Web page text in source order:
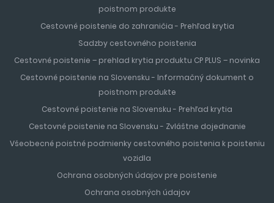
poistnom produkte
Cestovné poistenie do zahraničia - Prehľad krytia
Sadzby cestovného poistenia
Cestovné poistenie – prehlad krytia produktu CP PLUS – novinka
Cestovné poistenie na Slovensku - Informačný dokument o
poistnom produkte
Cestovné poistenie na Slovensku - Prehľad krytia
Cestovné poistenie na Slovensku - Zvláštne dojednanie
Všeobecné poistné podmienky cestovného poistenia k poisteniu
vozidla
Ochrana osobných údajov pre poistenie
Ochrana osobných údajov